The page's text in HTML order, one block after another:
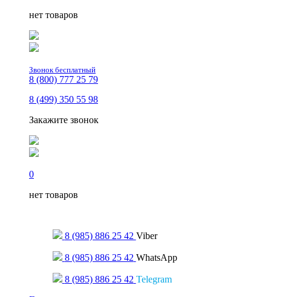
нет товаров
Звонок бесплатный
8 (800) 777 25 79
8 (499) 350 55 98
Закажите звонок
0
нет товаров
8 (985) 886 25 42 Viber
8 (985) 886 25 42 WhatsApp
8 (985) 886 25 42 Telegram